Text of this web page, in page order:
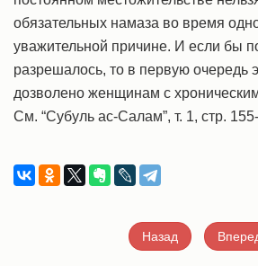
обязательных намаза во время
уважительной причине. И если бы
разрешалось, то в первую очередь
дозволено женщинам с
См. “Субуль ас-Салам”, т. 1, стр.
Назад